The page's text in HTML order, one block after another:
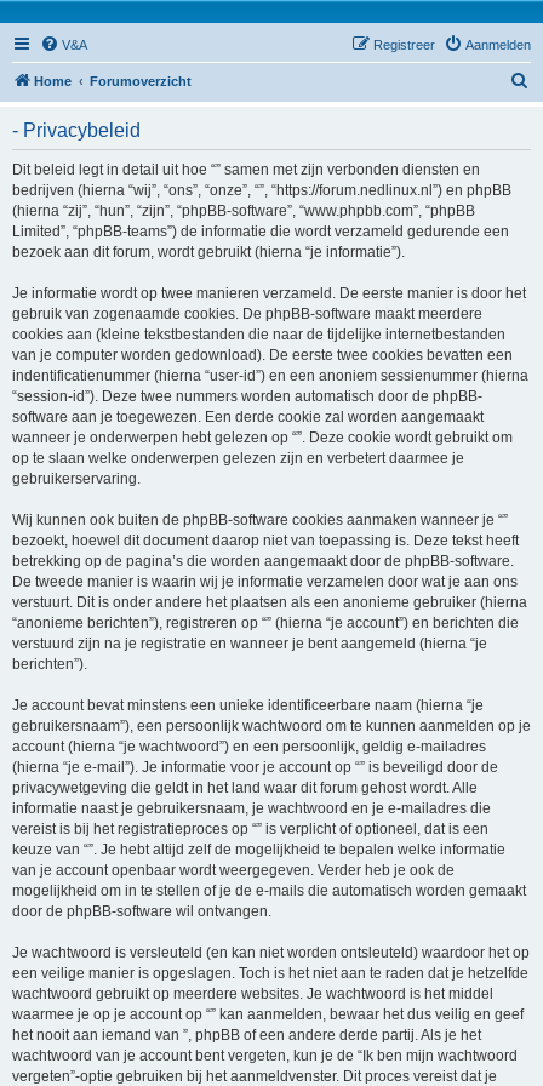
V&A Aanmelden
Registreer
Home Forumoverzicht
- Privacybeleid
Dit beleid legt in detail uit hoe “” samen met zijn verbonden diensten en
bedrijven (hierna “wij”, “ons”, “onze”, “”, “https://forum.nedlinux.nl”) en phpBB
(hierna “zij”, “hun”, “zijn”, “phpBB-software”, “www.phpbb.com”, “phpBB
Limited”, “phpBB-teams”) de informatie die wordt verzameld gedurende een
bezoek aan dit forum, wordt gebruikt (hierna “je informatie”).
Je informatie wordt op twee manieren verzameld. De eerste manier is door het
gebruik van zogenaamde cookies. De phpBB-software maakt meerdere
cookies aan (kleine tekstbestanden die naar de tijdelijke internetbestanden
van je computer worden gedownload). De eerste twee cookies bevatten een
indentificatienummer (hierna “user-id”) en een anoniem sessienummer (hierna
“session-id”). Deze twee nummers worden automatisch door de phpBB-
software aan je toegewezen. Een derde cookie zal worden aangemaakt
wanneer je onderwerpen hebt gelezen op “”. Deze cookie wordt gebruikt om
op te slaan welke onderwerpen gelezen zijn en verbetert daarmee je
gebruikerservaring.
Wij kunnen ook buiten de phpBB-software cookies aanmaken wanneer je “”
bezoekt, hoewel dit document daarop niet van toepassing is. Deze tekst heeft
betrekking op de pagina’s die worden aangemaakt door de phpBB-software.
De tweede manier is waarin wij je informatie verzamelen door wat je aan ons
verstuurt. Dit is onder andere het plaatsen als een anonieme gebruiker (hierna
“anonieme berichten”), registreren op “” (hierna “je account”) en berichten die
verstuurd zijn na je registratie en wanneer je bent aangemeld (hierna “je
berichten”).
Je account bevat minstens een unieke identificeerbare naam (hierna “je
gebruikersnaam”), een persoonlijk wachtwoord om te kunnen aanmelden op je
account (hierna “je wachtwoord”) en een persoonlijk, geldig e-mailadres
(hierna “je e-mail”). Je informatie voor je account op “” is beveiligd door de
privacywetgeving die geldt in het land waar dit forum gehost wordt. Alle
informatie naast je gebruikersnaam, je wachtwoord en je e-mailadres die
vereist is bij het registratieproces op “” is verplicht of optioneel, dat is een
keuze van “”. Je hebt altijd zelf de mogelijkheid te bepalen welke informatie
van je account openbaar wordt weergegeven. Verder heb je ook de
mogelijkheid om in te stellen of je de e-mails die automatisch worden gemaakt
door de phpBB-software wil ontvangen.
Je wachtwoord is versleuteld (en kan niet worden ontsleuteld) waardoor het op
een veilige manier is opgeslagen. Toch is het niet aan te raden dat je hetzelfde
wachtwoord gebruikt op meerdere websites. Je wachtwoord is het middel
waarmee je op je account op “” kan aanmelden, bewaar het dus veilig en geef
het nooit aan iemand van ”, phpBB of een andere derde partij. Als je het
wachtwoord van je account bent vergeten, kun je de “Ik ben mijn wachtwoord
vergeten”-optie gebruiken bij het aanmeldvenster. Dit proces vereist dat je